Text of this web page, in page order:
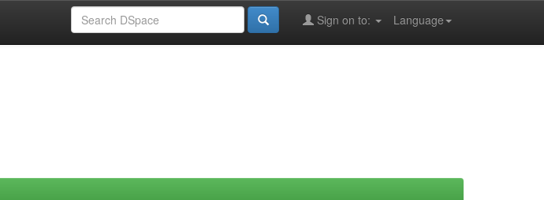
Language
Sign on to: